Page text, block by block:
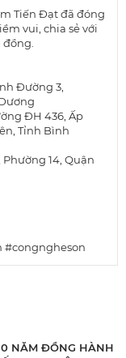
Tiến Đạt đã đóng
vui, chia sẻ với
đồng.
Đường 3,
ĐH 436, Ấp
Tỉnh Bình
14, Quận
#congngheson
NĂM ĐỒNG HÀNH